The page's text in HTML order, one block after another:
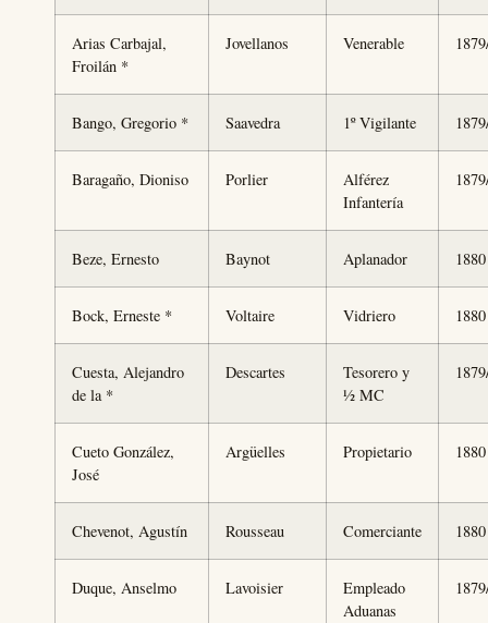
Arias Carbajal,
Froilán *
Jovellanos Venerable
Bango, Gregorio * Saavedra 1º Vigilante
Baragaño, Dioniso Porlier
Alférez
Infantería
Beze, Ernesto Baynot Aplanador 1880
Bock, Erneste * Voltaire Vidriero 1880
Cuesta, Alejandro
de la *
Descartes
Tesorero y
½ MC
Cueto González,
José
Argüelles Propietario 1880
Chevenot, Agustín Rousseau Comerciante 1880
Duque, Anselmo Lavoisier
Empleado
Aduanas